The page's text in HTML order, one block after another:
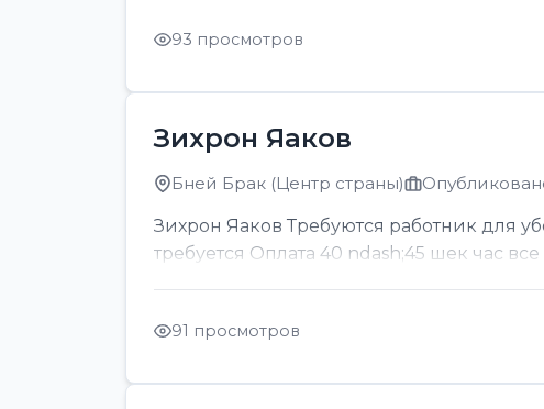
93 просмотров
Зихрон Яаков
Бней Брак (Центр страны)
Зихрон Яаков Требуются работник для
требуется Оплата 40 ndash;45 шек час
91 просмотров